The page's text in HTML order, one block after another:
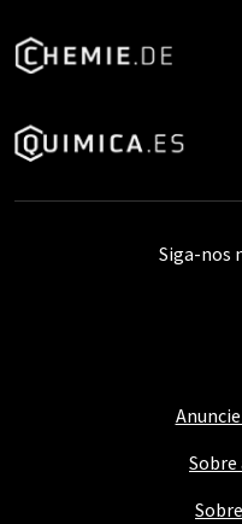
Sobre
Siga-nos